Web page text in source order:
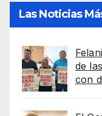
Las Noticias
de
con